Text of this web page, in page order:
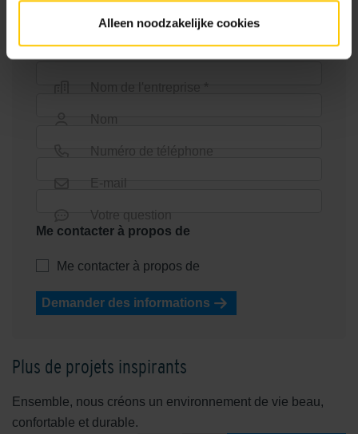
Alleen noodzakelijke cookies
consultation sans engagement avec l'un de nos
conseillers!
Nom
Numéro de téléphone
E-mail
Votre question
Me contacter à propos de
Me contacter à propos de
Demander des informations
Plus de projets inspirants
Ensemble, nous créons un environnement de vie beau,
confortable et durable.